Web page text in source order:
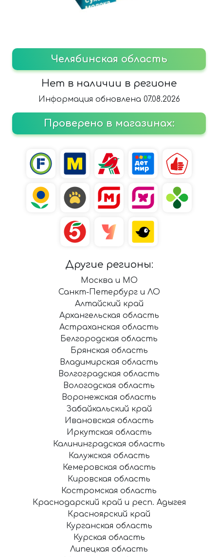
Челябинская область
Нет в наличии в регионе
Информация обновлена 07.08.2026
Проверено в магазинах:
Другие регионы:
Москва и МО
Санкт-Петербург и ЛО
Алтайский край
Архангельская область
Астраханская область
Белгородская область
Брянская область
Владимирская область
Волгоградская область
Вологодская область
Воронежская область
Забайкальский край
Ивановская область
Иркутская область
Калининградская область
Калужская область
Кемеровская область
Кировская область
Костромская область
Краснодарский край и респ. Адыгея
Красноярский край
Курганская область
Курская область
Липецкая область